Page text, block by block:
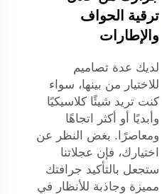
ترقية الحواف
والإطارات
لديك عدة تصاميم
للاختيار من بينها، سواء
كنت تريد شيئًا كلاسيكيًا
وأبديًا أو أكثر اتجاهًا
ومعاصرًا. بغض النظر عن
اختيارك، فإن عجلاتنا
ستجعل بالتأكيد جرافتك
مميزة وجاذبة للأنظار في